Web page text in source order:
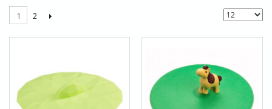
1 2